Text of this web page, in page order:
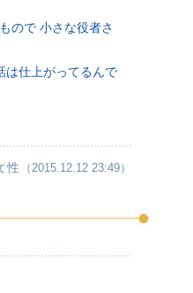
ので 小さな役者さ
は仕上がってるんで
性 （2015.12.12 23:49）